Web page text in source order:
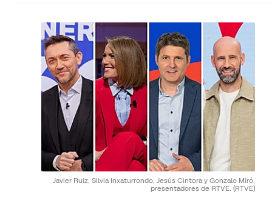
Javier Ruiz, Silvia Inxaturrondo, Jesús Cintora y Gonzalo Miró,
presentadores de RTVE. (RTVE)